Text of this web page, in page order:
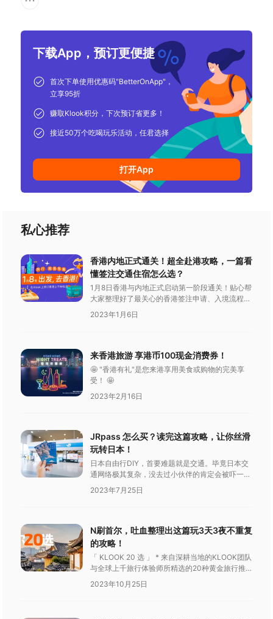
下载App，预订更便捷
首次下单使用优惠码"BetterOnApp"，
立享95折
赚取Klook积分，下次预订省更多！
接近50万个吃喝玩乐活动，任君选择
打开App
私心推荐
香港内地正式通关！超全赴港攻略，一篇看
懂签注交通住宿怎么选？
1月8日香港与内地正式启动第一阶段通关！贴心帮
大家整理好了最关心的香港签注申请、入境流程时
间以及抵达后的应该这么玩。赶紧带上攻略，跟着
KLOOK客路一起去玩吧！
2023年1月6日
来香港旅游 享港币100现金消费券！
🤩 "香港有礼"是您来港享用美食或购物的完美享
受！ 🤩
2023年2月16日
JRpass 怎么买？读完这篇攻略，让你丝滑
玩转日本！
日本自由行DIY，首要难题就是交通。毕竟日本交
通网络极其复杂，没去过小伙伴的肯定会被吓一
跳。那么去日本，到底怎么买交通票券实用又便宜
呢？今天Klook就给你带来图片版日本轨道交通干
2023年7月25日
N刷首尔，吐血整理出这篇玩3天3夜不重复
的攻略！
「 KLOOK 20 选 」 * 来自深耕当地的KLOOK团队
与全球上千旅行体验师所精选的20种黄金旅行推
荐，涵盖景区、乐园、特色体验、一日游及美食，
帮你一站买齐。
2023年10月25日